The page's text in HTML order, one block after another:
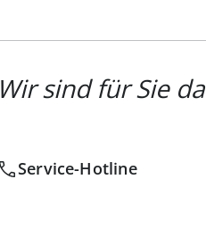
Wir sind für Sie da
Service-Hotline